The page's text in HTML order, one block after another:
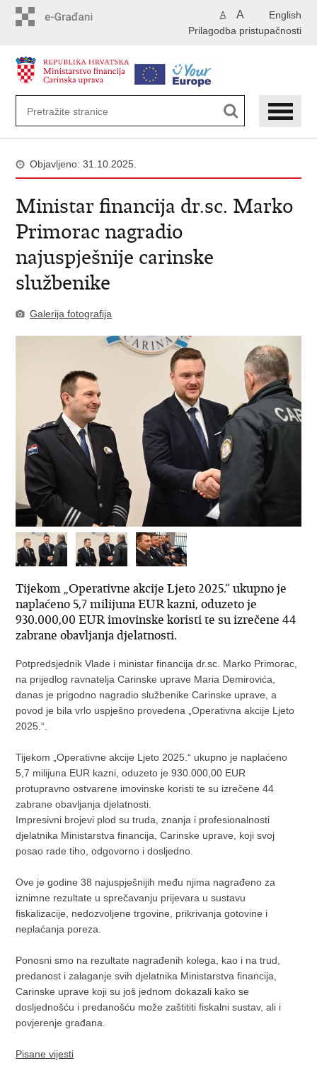
English
A A
Prilagodba pristupačnosti
Objavljeno: 31.10.2025.
Ministar financija dr.sc. Marko
Primorac nagradio
najuspješnije carinske
službenike
Galerija fotografija
Tijekom „Operativne akcije Ljeto 2025.“ ukupno je
naplaćeno 5,7 milijuna EUR kazni, oduzeto je
930.000,00 EUR imovinske koristi te su izrečene 44
zabrane obavljanja djelatnosti.
Potpredsjednik Vlade i ministar financija dr.sc. Marko Primorac,
na prijedlog ravnatelja Carinske uprave Maria Demirovića,
danas je prigodno nagradio službenike Carinske uprave, a
povod je bila vrlo uspješno provedena „Operativna akcije Ljeto
2025.“.
Tijekom „Operativne akcije Ljeto 2025.“ ukupno je naplaćeno
5,7 milijuna EUR kazni, oduzeto je 930.000,00 EUR
protupravno ostvarene imovinske koristi te su izrečene 44
zabrane obavljanja djelatnosti.
Impresivni brojevi plod su truda, znanja i profesionalnosti
djelatnika Ministarstva financija, Carinske uprave, koji svoj
posao rade tiho, odgovorno i dosljedno.
Ove je godine 38 najuspješnijih među njima nagrađeno za
iznimne rezultate u sprečavanju prijevara u sustavu
fiskalizacije, nedozvoljene trgovine, prikrivanja gotovine i
neplaćanja poreza.
Ponosni smo na rezultate nagrađenih kolega, kao i na trud,
predanost i zalaganje svih djelatnika Ministarstva financija,
Carinske uprave koji su još jednom dokazali kako se
dosljednošću i predanošću može zaštititi fiskalni sustav, ali i
povjerenje građana.
Pisane vijesti